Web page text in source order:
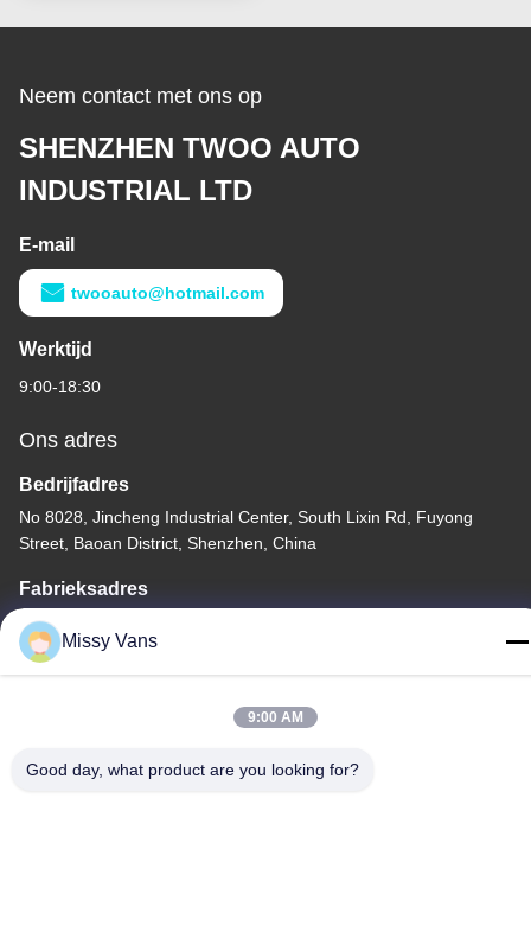
Neem contact met ons op
SHENZHEN TWOO AUTO
INDUSTRIAL LTD
E-mail
twooauto@hotmail.com
Werktijd
9:00-18:30
Ons adres
Bedrijfadres
No 8028, Jincheng Industrial Center, South Lixin Rd, Fuyong
Street, Baoan District, Shenzhen, China
Fabrieksadres
Nr 1010, Zuiden Qiaohe Rd, Qiaotou, Fuyong, Bao'an-District,
Shenzhen, de VRC
Missy Vans
9:00 AM
Good day, what product are you looking for?